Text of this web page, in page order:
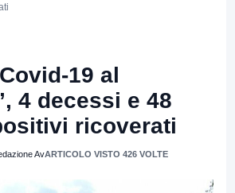
19 al
4 decessi e 48
ricoverati
AvARTICOLO VISTO 426 VOLTE